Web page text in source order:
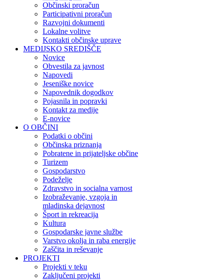
Občinski proračun
Participativni proračun
Razvojni dokumenti
Lokalne volitve
Kontakti občinske uprave
MEDIJSKO SREDIŠČE
Novice
Obvestila za javnost
Napovedi
Jeseniške novice
Napovednik dogodkov
Pojasnila in popravki
Kontakt za medije
E-novice
O OBČINI
Podatki o občini
Občinska priznanja
Pobratene in prijateljske občine
Turizem
Gospodarstvo
Podeželje
Zdravstvo in socialna varnost
Izobraževanje, vzgoja in
mladinska dejavnost
Šport in rekreacija
Kultura
Gospodarske javne službe
Varstvo okolja in raba energije
Zaščita in reševanje
PROJEKTI
Projekti v teku
Zaključeni projekti